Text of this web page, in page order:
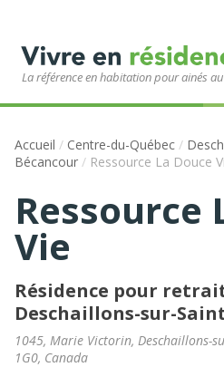
La référence en habitation pour ainés
Accueil / Centre-du-Québec /
Bécancour / Ressource La Douce
Ressource
Vie
Résidence pour
Deschaillons-sur-
1045, Marie Victorin, Deschaillons-
1G0, Canada